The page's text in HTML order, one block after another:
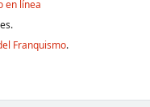
en línea
Franquismo.